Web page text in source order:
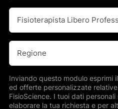
Professione
Regione
Inviando questo modulo esprimi
ed offerte personalizzate
FisioScience. I tuoi dati
elaborare la tua richiesta e per